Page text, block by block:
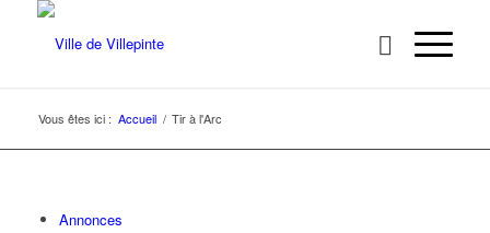
Vous êtes ici : Accueil / Tir à l'Arc
Annonces